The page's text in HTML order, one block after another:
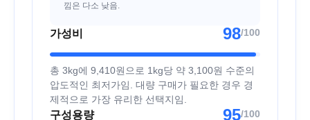
낌은 다소 낮음.
가성비 98/100
총 3kg에 9,410원으로 1kg당 약 3,100원 수준의
압도적인 최저가임. 대량 구매가 필요한 경우 경
제적으로 가장 유리한 선택지임.
구성용량 95/100